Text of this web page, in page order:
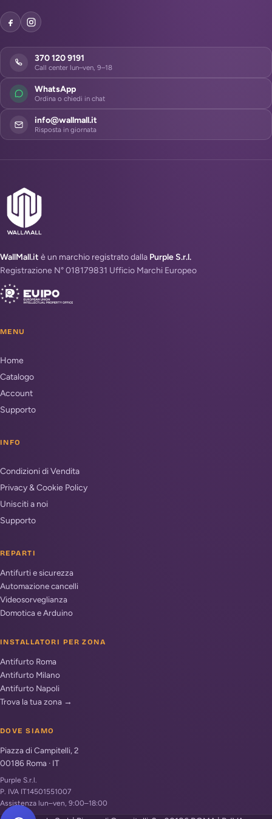
370 120 9191
Call center lun–ven, 9–18
WhatsApp
Ordina o chiedi in chat
info@wallmall.it
Risposta in giornata
WallMall.it è un marchio registrato dalla Purple S.r.l.
Registrazione N° 018179831 Ufficio Marchi Europeo
MENU
Home
Catalogo
Account
Supporto
INFO
Condizioni di Vendita
Privacy & Cookie Policy
Unisciti a noi
Supporto
REPARTI
Antifurti e sicurezza
Automazione cancelli
Videosorveglianza
Domotica e Arduino
INSTALLATORI PER ZONA
Antifurto Roma
Antifurto Milano
Antifurto Napoli
Trova la tua zona →
DOVE SIAMO
Piazza di Campitelli, 2
00186 Roma · IT
Purple S.r.l.
P. IVA IT14501551007
Assistenza lun–ven, 9:00–18:00